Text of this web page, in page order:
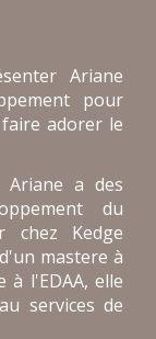
Ariane
pour
adorer le
Ariane a des
du
chez Kedge
mastere à
à l'EDAA, elle
services de